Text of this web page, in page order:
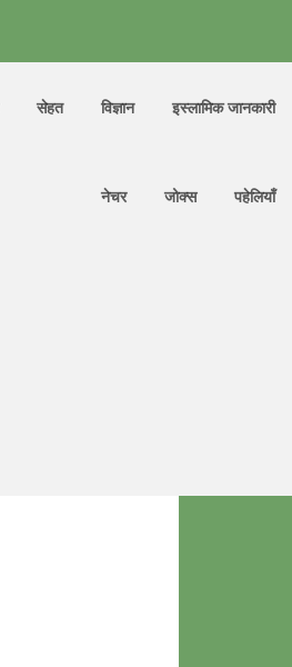
सेहत विज्ञान इस्लामिक जानकारी
नेचर जोक्स पहेलियाँ